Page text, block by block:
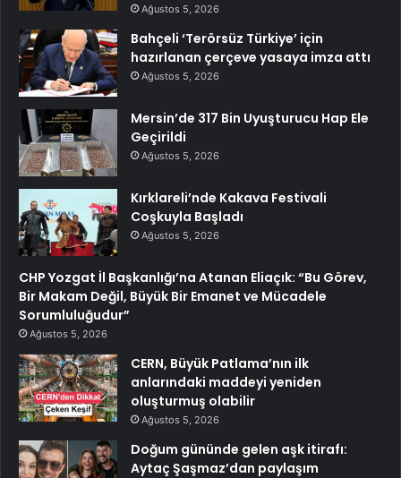
Ağustos 5, 2026
Bahçeli ‘Terörsüz Türkiye’ için
hazırlanan çerçeve yasaya imza attı
Ağustos 5, 2026
Mersin’de 317 Bin Uyuşturucu Hap Ele
Geçirildi
Ağustos 5, 2026
Kırklareli’nde Kakava Festivali
Coşkuyla Başladı
Ağustos 5, 2026
CHP Yozgat İl Başkanlığı’na Atanan Eliaçık: “Bu Görev,
Bir Makam Değil, Büyük Bir Emanet ve Mücadele
Sorumluluğudur”
Ağustos 5, 2026
CERN, Büyük Patlama’nın ilk
anlarındaki maddeyi yeniden
oluşturmuş olabilir
Ağustos 5, 2026
Doğum gününde gelen aşk itirafı:
Aytaç Şaşmaz’dan paylaşım